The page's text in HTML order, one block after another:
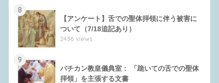
8
【アンケート】舌での聖体拝領に伴う被害に
ついて（7/18追記あり）
2436 views
9
バチカン教皇儀典室： 「跪いての舌での聖体
拝領」を主張する文書